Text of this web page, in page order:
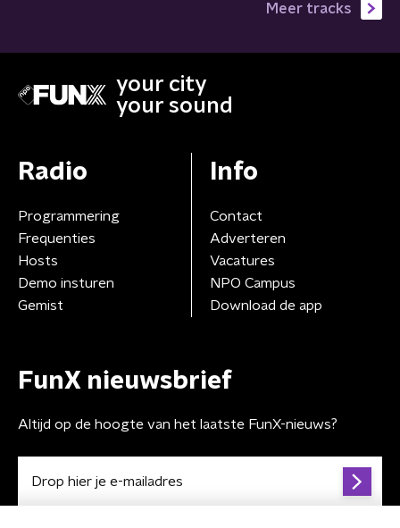
Meer tracks
your city
your sound
Radio
Programmering
Frequenties
Hosts
Demo insturen
Gemist
Info
Contact
Adverteren
Vacatures
NPO Campus
Download de app
FunX nieuwsbrief
Altijd op de hoogte van het laatste FunX-nieuws?